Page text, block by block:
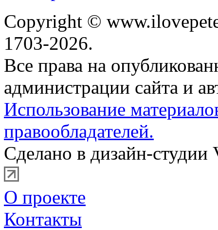
Copyright ©
1703-2026.
Все права на
администрации сайта и
Использование
правообладателей.
Сделано в дизайн-студии
О проекте
Контакты